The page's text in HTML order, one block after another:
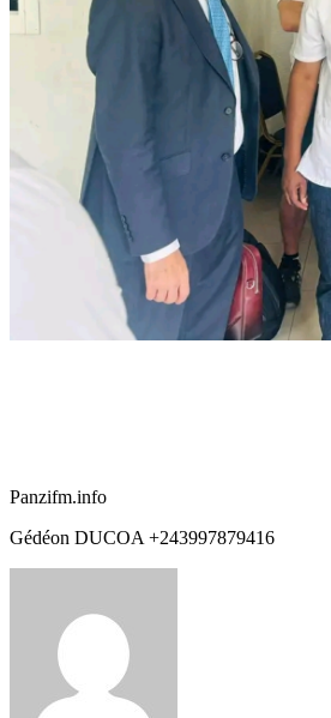
Panzifm.info
Gédéon DUCOA +243997879416